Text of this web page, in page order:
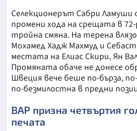
Селекционерът Сабри Ламуши
промени хода на срещата в
тройна смяна. На терена
Мохамед Хадж Махмуд и
местата на Елиас Скири, Ян
Промяната обаче не донесе
Швеция вече беше по-бърза,
по-безмилостна в предни
ВАР призна четвъртия
печата